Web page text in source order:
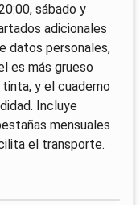
sábado y
adicionales
datos personales,
es más grueso
y el cuaderno
Incluye
mensuales
el transporte.